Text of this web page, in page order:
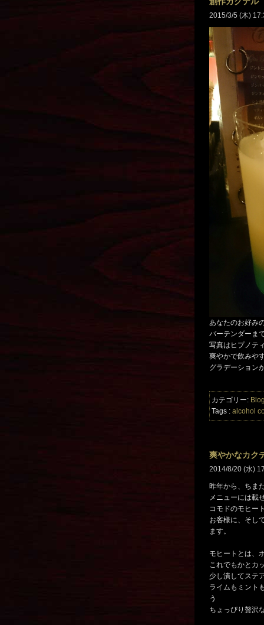
2015/3/5 (木)
あなたのお好み
バーテンダーま
写真はヒプノテ
爽やかで飲みや
グラデーション
カテゴリー:
Tags : alcohol
爽やかなカク
2014/8/20 (水)
昨年から、ちま
メニューには載
コモドのモヒー
お客様に、そし
ます。
モヒートとは、
これでもかとカ
少し潰してステ
ライムもミント
う
ちょっぴり贅沢